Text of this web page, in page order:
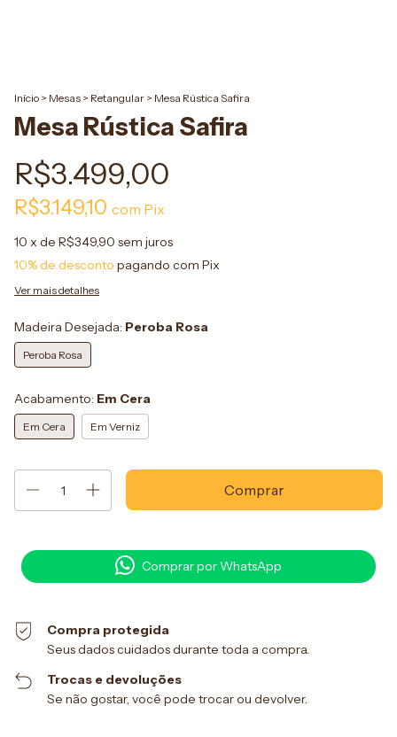
Início > Mesas > Retangular > Mesa Rústica Safira
Mesa Rústica Safira
R$3.499,00
R$3.149,10 com Pix
10 x de R$349,90 sem juros
10% de desconto pagando com Pix
Ver mais detalhes
Madeira Desejada: Peroba Rosa
Peroba Rosa
Acabamento: Em Cera
Em Cera Em Verniz
Comprar por WhatsApp
Compra protegida
Seus dados cuidados durante toda a compra.
Trocas e devoluções
Se não gostar, você pode trocar ou devolver.